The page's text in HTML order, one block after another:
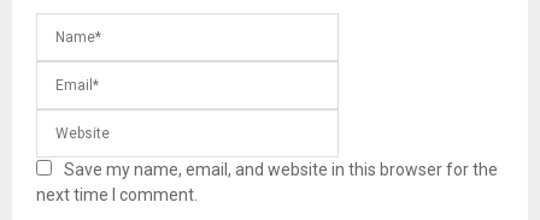
Save my name, email, and website in this browser for the
next time I comment.